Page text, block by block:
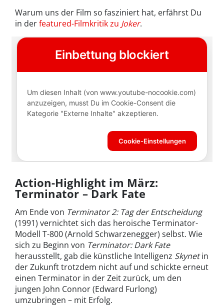
Warum uns der Film so fasziniert hat, erfährst Du
in derfeatured-Filmkritik zu Joker.
Action-Highlight im März:
Terminator – Dark Fate
Am Ende von Terminator 2: Tag der Entscheidung
(1991) vernichtet sich das heroische Terminator-
Modell T-800 (Arnold Schwarzenegger) selbst. Wie
sich zu Beginn von Terminator: Dark Fate
herausstellt, gab die künstliche Intelligenz Skynetin
der Zukunft trotzdem nicht auf und schickte erneut
einen Terminator in der Zeit zurück, um den
jungen John Connor (Edward Furlong)
umzubringen – mit Erfolg.